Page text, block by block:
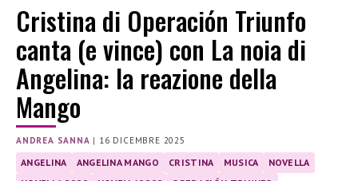
Cristina di Operación Triunfo
canta (e vince) con La noia di
Angelina: la reazione della
Mango
ANDREA SANNA | 16 DICEMBRE 2025
ANGELINA ANGELINA MANGO CRISTINA MUSICA
NOVELLA